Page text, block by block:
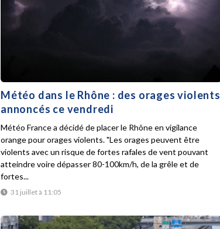
Météo dans le Rhône : des orages violents
annoncés ce vendredi
31 juillet à 11:05
Météo France a décidé de placer le Rhône en vigilance
orange pour orages violents. "Les orages peuvent être
violents avec un risque de fortes rafales de vent pouvant
atteindre voire dépasser 80-100km/h, de la grêle et de
fortes...